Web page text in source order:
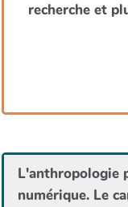
recherche et
L'anthropologie
numérique. Le